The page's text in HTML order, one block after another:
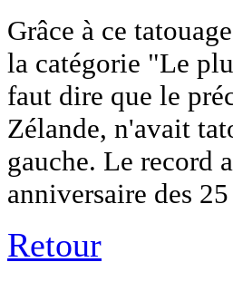
Grâce à ce
la catégorie "Le
faut dire que le
Zélande, n'avait
gauche. Le record
anniversaire des
Retour